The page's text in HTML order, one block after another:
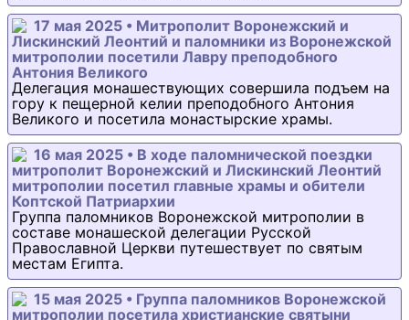
17 мая 2025 • Митрополит Воронежский и
Лискинский Леонтий и паломники из Воронежской
митрополии посетили Лавру преподобного
Антония Великого
Делегация монашествующих совершила подъем на
гору к пещерной келии преподобного Антония
Великого и посетила монастырские храмы.
16 мая 2025 • В ходе паломнической поездки
митрополит Воронежский и Лискинский Леонтий
митрополии посетил главные храмы и обители
Коптской Патриархии
Группа паломников Воронежской митрополии в
составе монашеской делегации Русской
Православной Церкви путешествует по святым
местам Египта.
15 мая 2025 • Группа паломников Воронежской
митрополии посетила христианские святыни